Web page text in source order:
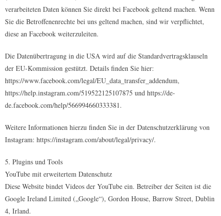
verarbeiteten Daten können Sie direkt bei Facebook geltend machen. Wenn
Sie die Betroffenenrechte bei uns geltend machen, sind wir verpflichtet,
diese an Facebook weiterzuleiten.
Die Datenübertragung in die USA wird auf die Standardvertragsklauseln
der EU-Kommission gestützt. Details finden Sie hier:
https://www.facebook.com/legal/EU_data_transfer_addendum,
https://help.instagram.com/519522125107875 und https://de-
de.facebook.com/help/566994660333381.
Weitere Informationen hierzu finden Sie in der Datenschutzerklärung von
Instagram: https://instagram.com/about/legal/privacy/.
5. Plugins und Tools
YouTube mit erweitertem Datenschutz
Diese Website bindet Videos der YouTube ein. Betreiber der Seiten ist die
Google Ireland Limited („Google“), Gordon House, Barrow Street, Dublin
4, Irland.